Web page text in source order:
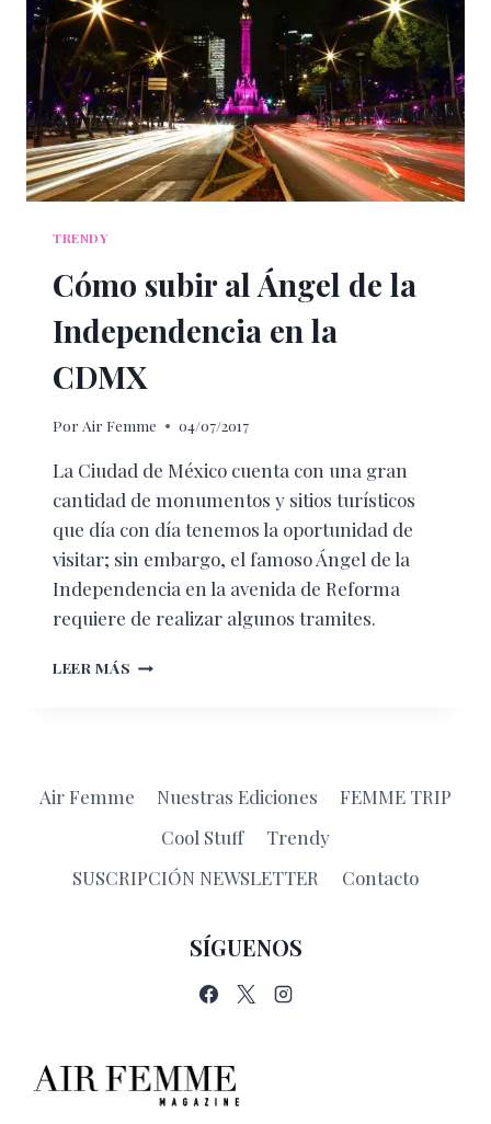
TRENDY
Cómo subir al Ángel de la
Independencia en la
CDMX
Por Air Femme 04/07/2017
La Ciudad de México cuenta con una gran
cantidad de monumentos y sitios turísticos
que día con día tenemos la oportunidad de
visitar; sin embargo, el famoso Ángel de la
Independencia en la avenida de Reforma
requiere de realizar algunos tramites.
LEER MÁS CÓMO
INDEPENDENCIA
CDMX
Air Femme Nuestras Ediciones
FEMME TRIP
Cool Stuff
Trendy
SUSCRIPCIÓN NEWSLETTER
Contacto
SÍGUENOS